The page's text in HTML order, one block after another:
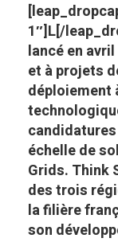
1″]L[/
lancé en
et à projets
déploiement
échelle de
Grids. Think
des trois
la filière
son